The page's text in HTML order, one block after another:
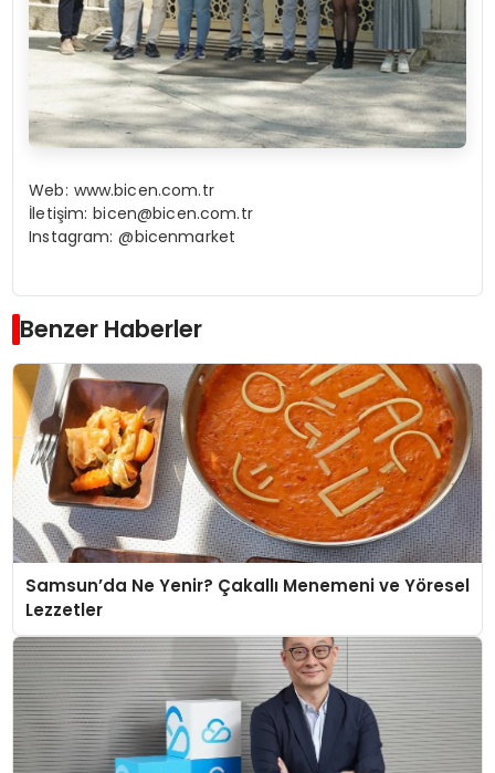
Web: www.bicen.com.tr
İletişim:bicen@bicen.com.tr
Instagram: @bicenmarket
Benzer Haberler
Samsun’da Ne Yenir? Çakallı Menemeni ve Yöresel
Lezzetler